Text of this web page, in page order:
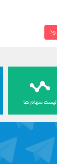
لیست سهام ها